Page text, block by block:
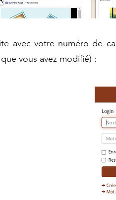
avec votre numéro de
vous avez modifié) :